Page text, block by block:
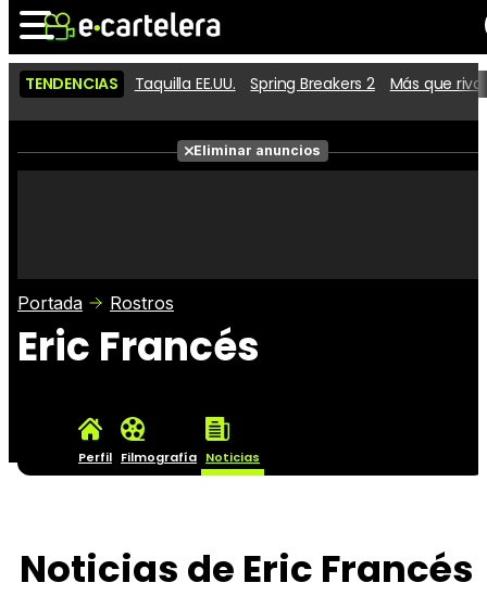
Noticias Cartelera
Películas
Críticas
TENDENCIAS Taquilla EE.UU. Spring Breakers 2 Más que
Eliminar anuncios
Portada Rostros
Eric Francés
Perfil Filmografía Noticias
Noticias de Eric Francés